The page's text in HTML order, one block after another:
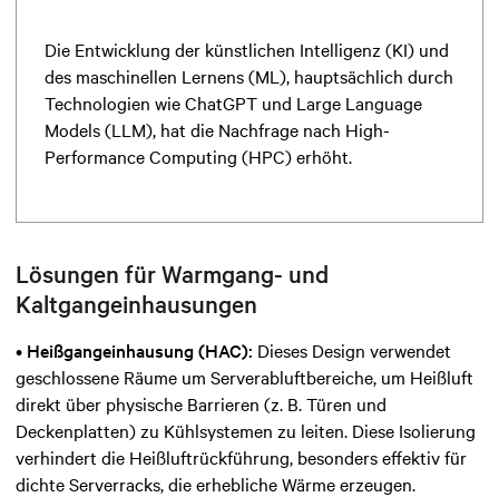
Die Entwicklung der künstlichen Intelligenz (KI) und
des maschinellen Lernens (ML), hauptsächlich durch
Technologien wie ChatGPT und Large Language
Models (LLM), hat die Nachfrage nach High-
Performance Computing (HPC) erhöht.
Lösungen für Warmgang- und
Kaltgangeinhausungen
• Heißgangeinhausung (HAC): Dieses Design verwendet
geschlossene Räume um Serverabluftbereiche, um Heißluft
direkt über physische Barrieren (z. B. Türen und
Deckenplatten) zu Kühlsystemen zu leiten. Diese Isolierung
verhindert die Heißluftrückführung, besonders effektiv für
dichte Serverracks, die erhebliche Wärme erzeugen.